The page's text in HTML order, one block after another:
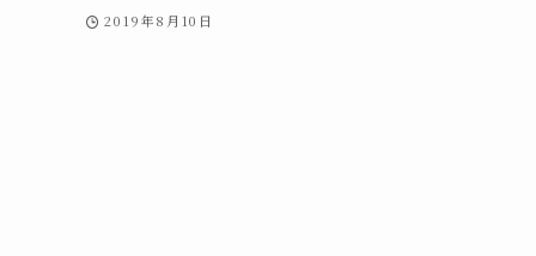
2019年8月10日